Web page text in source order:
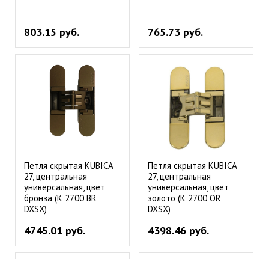
803.15 руб. 765.73 руб.
Петля скрытая KUBICA
27, центральная
универсальная, цвет
бронза (K 2700 BR
DXSX)
4745.01 руб.
Петля скрытая KUBICA
27, центральная
универсальная, цвет
золото (K 2700 OR
DXSX)
4398.46 руб.